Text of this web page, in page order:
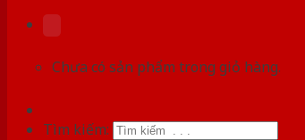
Chưa có sản phẩm trong giỏ hàng.
Tìm kiếm: